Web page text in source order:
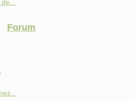
Forum